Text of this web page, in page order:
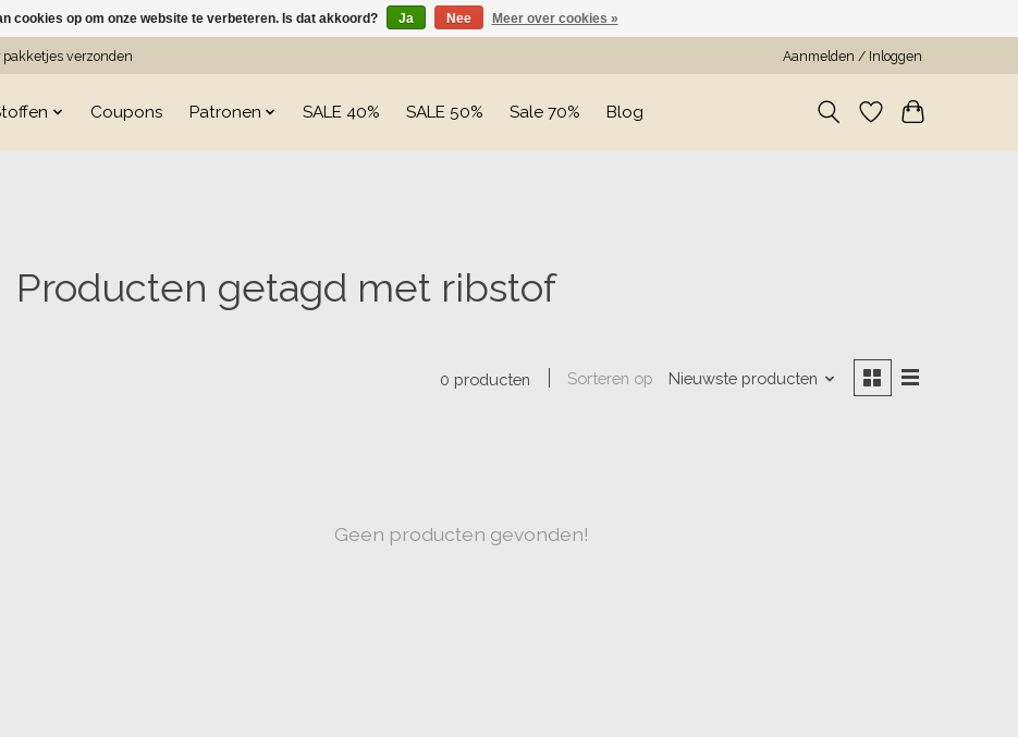
verzonden Aanmelden / Inloggen
Coupons Patronen SALE 40% SALE 50% Sale 70% Blog
Producten getagd met ribstof
0 producten Sorteren op Nieuwste producten
Geen producten gevonden!
cookies op om onze website te verbeteren. Is dat akkoord? Ja Nee Meer over cookies »